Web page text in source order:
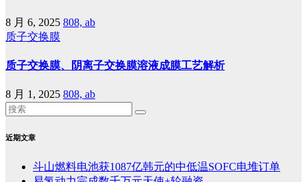
8 月 6, 2025 808, ab
质子交换膜
质子交换膜、阴离子交换膜溶液成膜工艺解析
8 月 1, 2025 808, ab
近期文章
斗山燃料电池获1087亿韩元的中低温SOFC电堆订单